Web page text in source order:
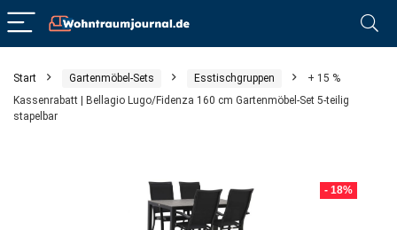
Start Gartenmöbel-Sets Esstischgruppen
+ 15 %
Kassenrabatt | Bellagio Lugo/Fidenza 160 cm Gartenmöbel-Set 5-teilig
stapelbar
- 18%